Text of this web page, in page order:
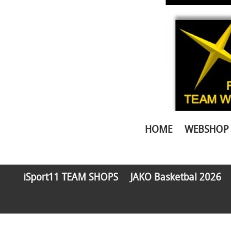
HOME WEBSHOP
iSport11 TEAM SHOPS
JAKO Basketbal 2026